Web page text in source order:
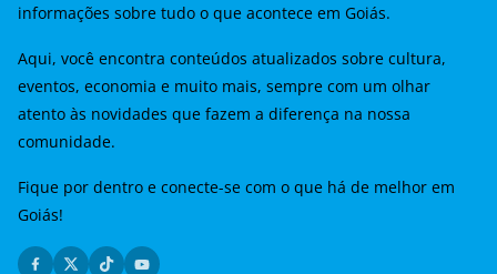
informações sobre tudo o que acontece em Goiás.
Aqui, você encontra conteúdos atualizados sobre cultura,
eventos, economia e muito mais, sempre com um olhar
atento às novidades que fazem a diferença na nossa
comunidade.
Fique por dentro e conecte-se com o que há de melhor em
Goiás!